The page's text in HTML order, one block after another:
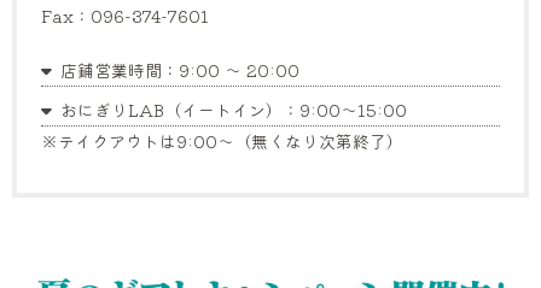
Fax：096-374-7601
店鋪営業時間：9:00 〜 20:00
おにぎりLAB（イートイン）：9:00〜15:00
※テイクアウトは9:00〜（無くなり次第終了）